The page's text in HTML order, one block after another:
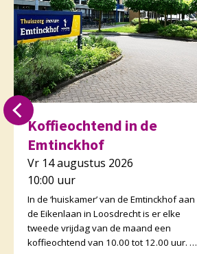
Koffieochtend in de
Emtinckhof
Vr 14 augustus 2026
10:00 uur
In de ‘huiskamer’ van de Emtinckhof aan
de Eikenlaan in Loosdrecht is er elke
tweede vrijdag van de maand een
koffieochtend van 10.00 tot 12.00 uur. U